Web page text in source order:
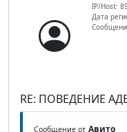
IP/Host:
Дата
RE: ПОВЕДЕНИЕ
Сообщение от Авито